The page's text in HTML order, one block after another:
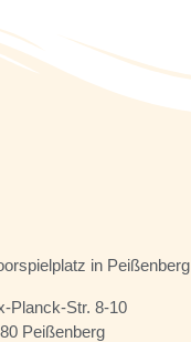
in Peißenberg
Planck-Str. 8-10
Peißenberg